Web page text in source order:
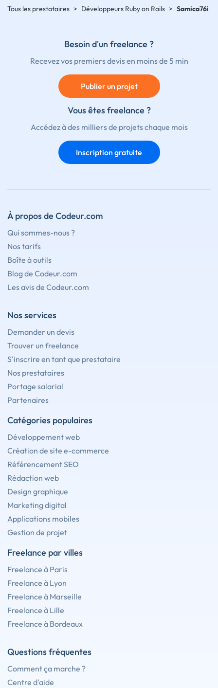
Tous les prestataires > Développeurs Ruby on Rails > Samica76i
Besoin d'un freelance ?
Recevez vos premiers devis en moins de 5 min
Publier un projet
Vous êtes freelance ?
Accédez à des milliers de projets chaque mois
Inscription gratuite
À propos de Codeur.com
Qui sommes-nous ?
Nos tarifs
Boîte à outils
Blog de Codeur.com
Les avis de Codeur.com
Nos services
Demander un devis
Trouver un freelance
S'inscrire en tant que prestataire
Nos prestataires
Portage salarial
Partenaires
Catégories populaires
Développement web
Création de site e-commerce
Référencement SEO
Rédaction web
Design graphique
Marketing digital
Applications mobiles
Gestion de projet
Freelance par villes
Freelance à Paris
Freelance à Lyon
Freelance à Marseille
Freelance à Lille
Freelance à Bordeaux
Questions fréquentes
Comment ça marche ?
Centre d'aide